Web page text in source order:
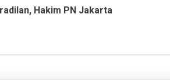
Hakim PN Jakarta